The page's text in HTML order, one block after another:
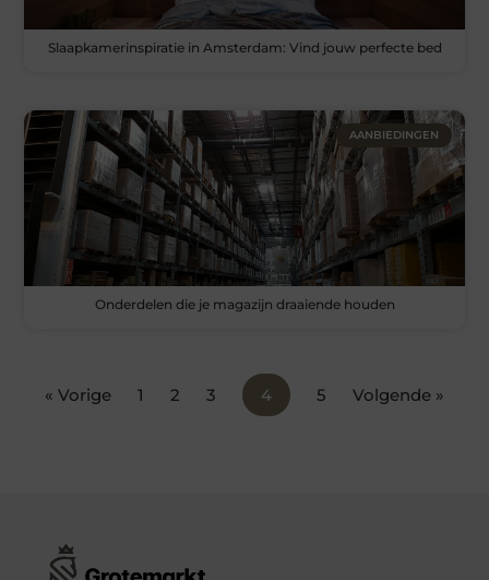
Slaapkamerinspiratie in Amsterdam: Vind jouw perfecte bed
AANBIEDINGEN
Onderdelen die je magazijn draaiende houden
« Vorige 1 2 3 4 5 Volgende »